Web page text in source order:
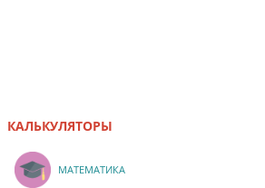
КАЛЬКУЛЯТОРЫ
МАТЕМАТИКА